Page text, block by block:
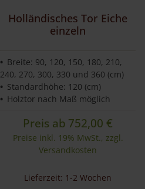
Holländisches Tor Eiche
einzeln
Breite: 90, 120, 150, 180, 210,
240, 270, 300, 330 und 360 (cm)
Standardhöhe: 120 (cm)
Holztor nach Maß möglich
Preis ab 752,00 €
Preise inkl. 19% MwSt., zzgl.
Versandkosten
Lieferzeit: 1-2 Wochen